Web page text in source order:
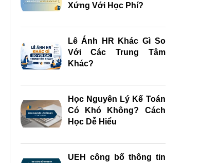
Xứng Với Học Phí?
Lê Ánh HR Khác Gì So
Với Các Trung Tâm
Khác?
Học Nguyên Lý Kế Toán
Có Khó Không? Cách
Học Dễ Hiểu
UEH công bố thông tin